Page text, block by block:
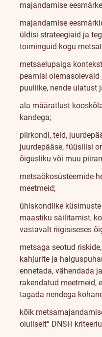
majandamise
majandamise
üldisi strateegiaid ja
toiminguid kogu
metsaelupaiga
peamisi
puuliike, nende ulatust
ala määratlust
kandega;
piirkondi, teid,
juurdepääse, füüsilisi
õigusliku või muu
metsaökosüsteemide
meetmeid;
ühiskondlike
maastiku säilitamist,
vastavalt riigisiseses
metsaga seotud
kahjurite ja
ennetada, vähendada
rakendatud meetmeid,
tagada nendega
kõik
oluliselt“ DNSH